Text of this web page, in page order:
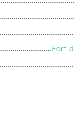
Fort-